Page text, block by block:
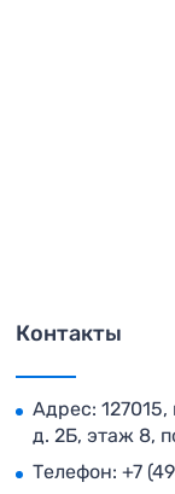
Контакты
Адрес:
д. 2Б, этаж 8,
Телефон: +7